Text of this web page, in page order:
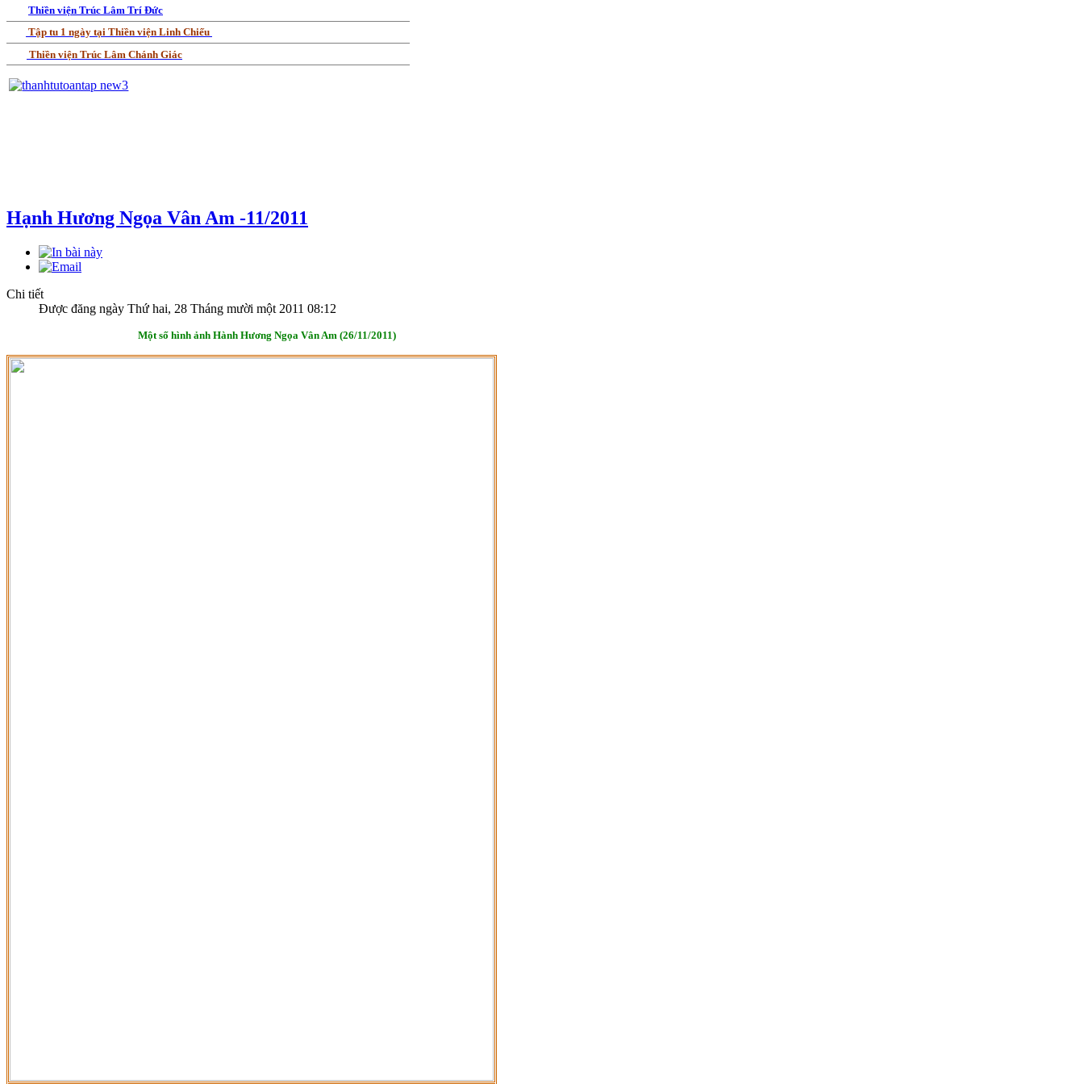
Thiền viện Trúc Lâm Trí Đức
Tập tu 1 ngày tại Thiền viện Linh Chiếu
Thiền viện Trúc Lâm Chánh Giác
Hạnh Hương Ngọa Vân Am -11/2011
Chi tiết
Được đăng ngày Thứ hai, 28 Tháng mười một 2011 08:12
Một số hình ảnh Hành Hương Ngọa Vân Am (26/11/2011)